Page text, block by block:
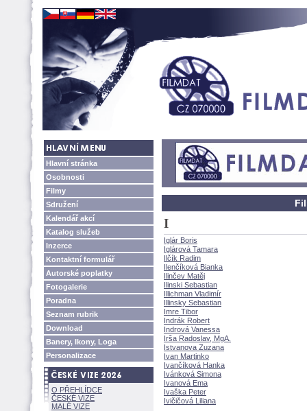
Hlavní stránka
Osobnosti
Filmy
Sdružení
Kalendář akcí
Katalog služeb
Inzerce
Kontaktní formulář
Autorské poplatky
Fotogalerie
Poradna
Seznam rubrik
Download
Banery, Ikony, Loga
Personalizace
O PŘEHLÍDCE
ČESKÉ VIZE
MALÉ VIZE
I
Iglár Boris
Iglárová Tamara
Ilčík Radim
Ilenčíková Bianka
Ilinčev Matěj
Ilinski Sebastian
Illichman Vladimír
Illinsky Sebastian
Imre Tibor
Indrák Robert
Indrová Vanessa
Irša Radoslav, MgA.
Istvanova Zuzana
Ivan Martinko
Ivančíková Hanka
Ivánková Simona
Ivanová Ema
Ivaška Peter
Ivičičová Liliana